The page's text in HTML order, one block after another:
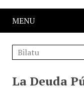
MENU
La Deuda